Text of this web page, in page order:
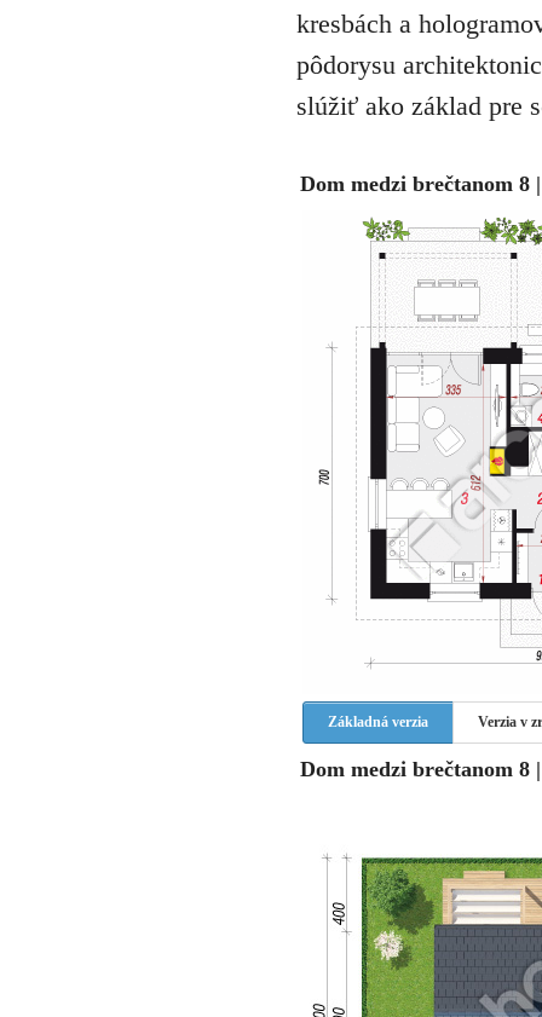
kresbách a
pôdorysu
slúžiť ako základ pre
Dom medzi brečtanom 8
Základná verzia Verzia v
Dom medzi brečtanom 8